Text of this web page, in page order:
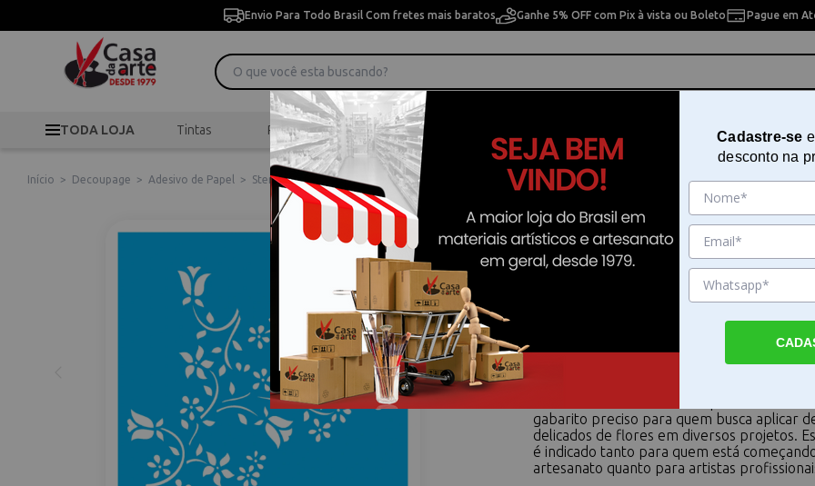
Envio Para Todo Brasil Com fretes mais baratos Ganhe 5% OFF com Pix à vista ou Boleto Pague em
TODA LOJA Tintas Pincéis Desenho Pintura
Início > Decoupage > Adesivo de Papel > Stencil De Acetato Para Pintura 14x14 cm OPA - 1029 - Flores Tulipas
Stencil De Acetato Para Pintura
OPA - 1029 - Flores Tulipas
Stencil De Acetato Para Pintura 14x14 cm
gabarito preciso para quem busca aplicar
delicados de flores em diversos projetos.
é indicado tanto para quem está
artesanato quanto para artistas
Cadastre-se
desconto na